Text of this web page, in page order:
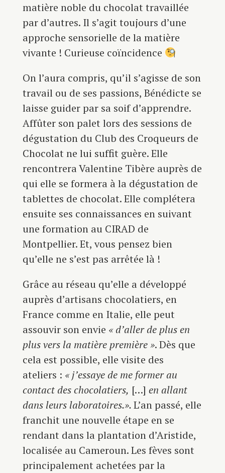
matière noble du chocolat travaillée
par d’autres. Il s’agit toujours d’une
approche sensorielle de la matière
vivante ! Curieuse coïncidence
On l’aura compris, qu’il s’agisse de son
travail ou de ses passions, Bénédicte se
laisse guider par sa soif d’apprendre.
Affûter son palet lors des sessions de
dégustation du Club des Croqueurs de
Chocolat ne lui suffit guère. Elle
rencontrera Valentine Tibère auprès de
qui elle se formera à la dégustation de
tablettes de chocolat. Elle complétera
ensuite ses connaissances en suivant
une formation au CIRAD de
Montpellier. Et, vous pensez bien
qu’elle ne s’est pas arrêtée là !
Grâce au réseau qu’elle a développé
auprès d’artisans chocolatiers, en
France comme en Italie, elle peut
assouvir son envie « d’aller de plus en
plus vers la matière première ». Dès que
cela est possible, elle visite des
ateliers : « j’essaye de me former au
contact des chocolatiers, […] en allant
dans leurs laboratoires.».L’an passé, elle
franchit une nouvelle étape en se
rendant dans la plantation d’Aristide,
localisée au Cameroun. Les fèves sont
principalement achetées par la